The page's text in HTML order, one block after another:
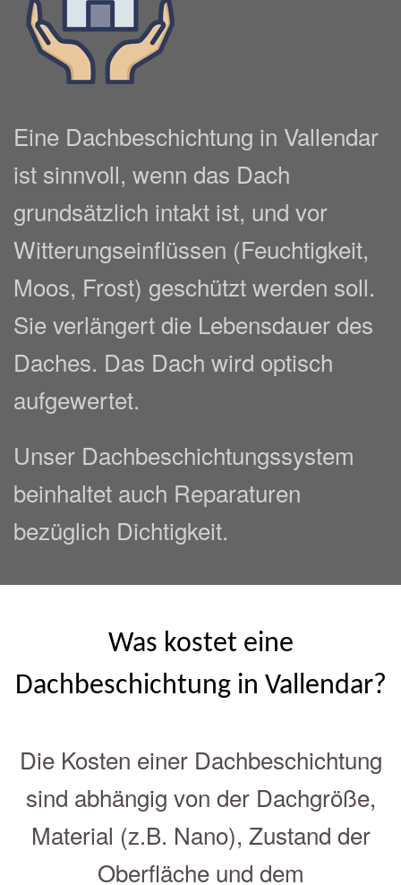
Eine Dachbeschichtung in Vallendar
ist sinnvoll, wenn das Dach
grundsätzlich intakt ist, und vor
Witterungseinflüssen (Feuchtigkeit,
Moos, Frost) geschützt werden soll.
Sie verlängert die Lebensdauer des
Daches. Das Dach wird optisch
aufgewertet.
Unser Dachbeschichtungssystem
beinhaltet auch Reparaturen
bezüglich Dichtigkeit.
Was kostet eine
Dachbeschichtung in Vallendar?
Die Kosten einer Dachbeschichtung
sind abhängig von der Dachgröße,
Material (z.B. Nano), Zustand der
Oberfläche und dem